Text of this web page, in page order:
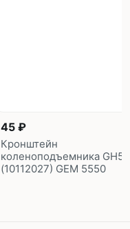
45 ₽
Кронштейн
коленоподъемника
(10112027) GEM 5550